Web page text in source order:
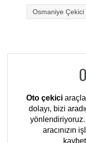
Osmaniye Çekici
Oto çekici
dolayı, bizi
aracınızın